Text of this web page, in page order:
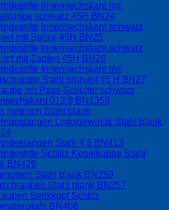
Innensechskant mit
schwarz 45H BN24
Innensechskant schwarz
mit Spitze 45H BN25
Innensechskant schwarz
mit Zapfen 45H BN26
Innensechskant mit
Stahl brüniert 45 H BN27
mit Pass-Schulter schwarz
012.9 BN1359
metrisch Stahl blank
Linksgewinde Stahl blank
Stahl 4.6 BN413
Schlitz Kegelkuppe Stahl
BN426
Stahl blank BN259
Stahl blank BN257
Senkkopf Schlitz
BN406